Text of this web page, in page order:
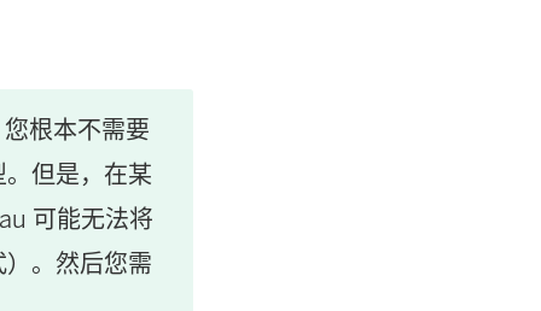
根本不需要
但是，在某
可能无法将
。然后您需